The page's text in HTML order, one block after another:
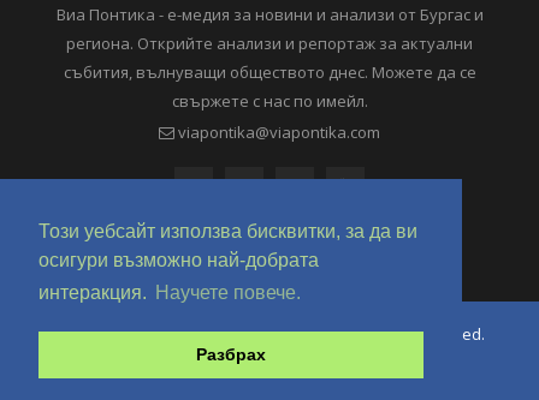
Този уебсайт използва бисквитки, за да ви
осигури възможно най-добрата
интеракция.
Научете повече.
Разбрах
Виа Понтика - е-медия за новини и анализи от Бургас и
региона. Открийте анализи и репортаж за актуални
събития, вълнуващи обществото днес. Можете да се
свържете с нас по имейл.
viapontika@viapontika.com
Copyright © 2018-2024 ViaPontika.com. All Rights Reserved.
Development @ OverHertz Ltd